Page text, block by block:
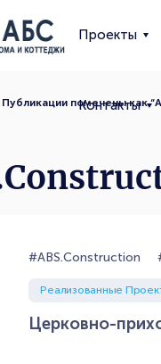
Проекты
Контакты
Публикации помечены как
#ABS.Construction
Реализованные
Церковно-